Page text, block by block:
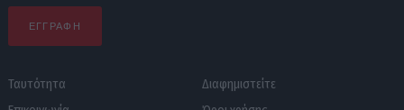
ΕΓΓΡΑΦΗ
Ταυτότητα
Διαφημιστείτε